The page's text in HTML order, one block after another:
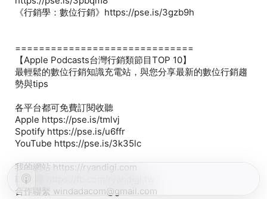
《行銷學：數位行銷》https://pse.is/3gzb9h
==============================​
【Apple Podcasts台灣行銷類節目TOP 10】
最輕鬆的數位行銷知識充電站，與您分享最新的數位行銷趨
勢與tips
各平台都可免費訂閱收聽
Apple https://pse.is/tmlvj
Spotify https://pse.is/u6ffr
YouTube https://pse.is/3k35lc
我的網站 https://ryandigi.com​
FB粉專 https://fb.com/ryandigi.tw
合作聯繫 windadacom@gmail.com